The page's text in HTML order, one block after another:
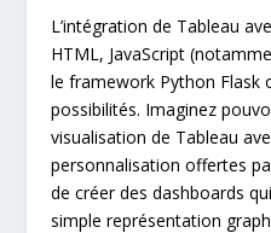
L’intégration de Tableau
HTML, JavaScript
le framework Python Flask
possibilités. Imaginez
visualisation de Tableau
personnalisation offertes
de créer des dashboards
simple représentation